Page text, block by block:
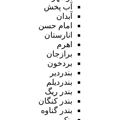
آب پخش
آبدان
امام حسن
انارستان
اهرم
برازجان
بردخون
بندردیر
بندردیلم
بندر ریگ
بندر کنگان
بندر گناوه